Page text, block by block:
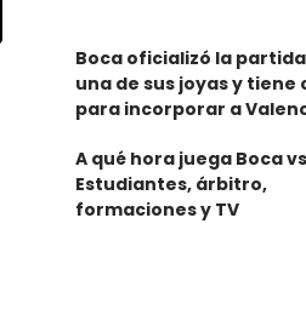
Boca oficializó la
una de sus joyas y tiene
para incorporar a
A qué hora juega Boca
Estudiantes, árbitro,
formaciones y TV